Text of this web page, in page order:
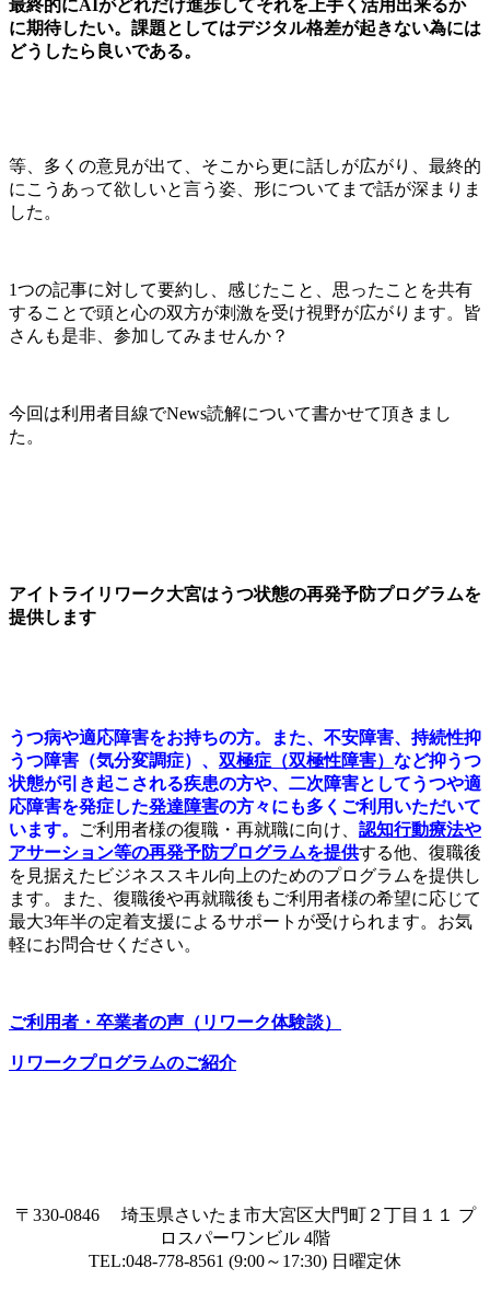
最終的にAIがどれだけ進歩してそれを上手く活用出来るか
に期待したい。課題としてはデジタル格差が起きない為には
どうしたら良いである。
等、多くの意見が出て、そこから更に話しが広がり、最終的
にこうあって欲しいと言う姿、形についてまで話が深まりま
した。
1つの記事に対して要約し、感じたこと、思ったことを共有
することで頭と心の双方が刺激を受け視野が広がります。皆
さんも是非、参加してみませんか？
今回は利用者目線でNews読解について書かせて頂きまし
た。
アイトライリワーク大宮はうつ状態の再発予防プログラムを
提供します
うつ病や適応障害をお持ちの方。また、不安障害、持続性抑
うつ障害（気分変調症）、 双極症（双極性障害） など抑うつ
状態が引き起こされる疾患の方や、二次障害としてうつや適
応障害を発症した発達障害の方々にも多くご利用いただいて
います。
ご利用者様の復職・再就職に向け、 認知行動療法や
アサーション等の再発予防プログラムを提供する他、復職後
を見据えたビジネススキル向上のためのプログラムを提供し
ます。また、復職後や再就職後もご利用者様の希望に応じて
最大3年半の定着支援によるサポートが受けられます。お気
軽にお問合せください。
ご利用者・卒業者の声（リワーク体験談）
リワークプログラムのご紹介
〒330-0846 埼玉県さいたま市大宮区大門町２丁目１１ プ
ロスパーワンビル 4階
TEL:048-778-8561 (9:00～17:30) 日曜定休